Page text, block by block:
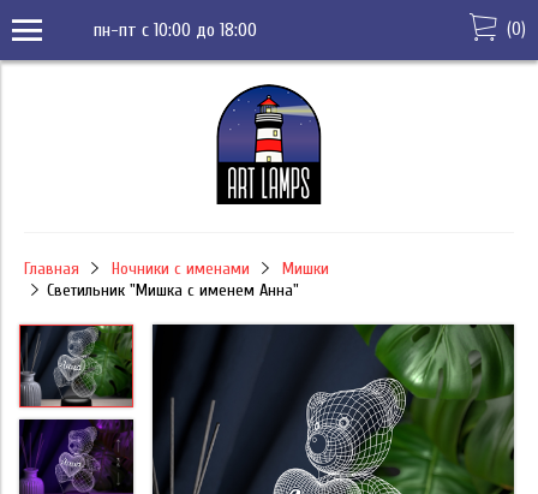
пн-пт с 10:00 до 18:00 (0)
Главная Ночники с именами
Мишки
Светильник "Мишка с именем Анна"